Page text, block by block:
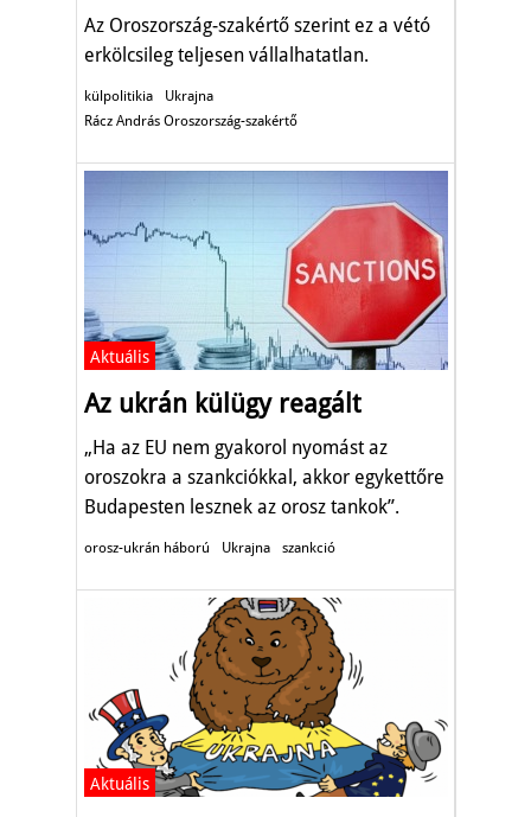
Az Oroszország-szakértő szerint ez a vétó
erkölcsileg teljesen vállalhatatlan.
külpolitikia
Ukrajna
Rácz András Oroszország-szakértő
Aktuális
Az ukrán külügy reagált
„Ha az EU nem gyakorol nyomást az
oroszokra a szankciókkal, akkor egykettőre
Budapesten lesznek az orosz tankok”.
orosz-ukrán háború Ukrajna szankció
Aktuális